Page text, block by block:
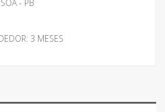
- PB
3 MESES